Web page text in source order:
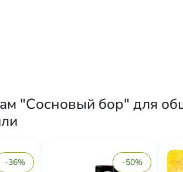
"Сосновый бор" для
-36% -50%